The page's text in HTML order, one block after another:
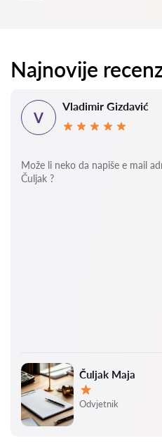
Najnovije
Čuljak Maja
Ocjena:
Odvjetnik
V
Vladimir Gizdavić
Može li neko da napiše e mail
Čuljak ?